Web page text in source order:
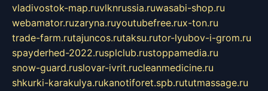
vladivostok-map.ruvlknrussia.ruwasabi-shop.ru
webamator.ruzaryna.ruyoutubefree.rux-ton.ru
trade-farm.rutajuncos.rutaksu.rutor-lyubov-i-grom.ru
spayderhed-2022.rusplclub.rustoppamedia.ru
snow-guard.ruslovar-ivrit.rucleanmedicine.ru
shkurki-karakulya.rukanotiforet.spb.rututmassage.ru